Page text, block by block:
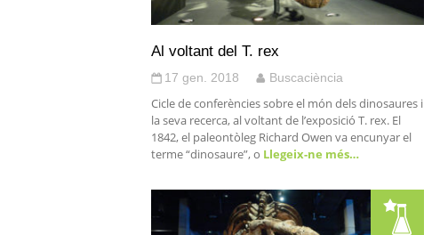
Al voltant del T. rex
17 gen. 2018 Buscaciència
Cicle de conferències sobre el món dels dinosaures i
la seva recerca, al voltant de l’exposició T. rex. El
1842, el paleontòleg Richard Owen va encunyar el
terme “dinosaure”, o Llegeix-ne més…